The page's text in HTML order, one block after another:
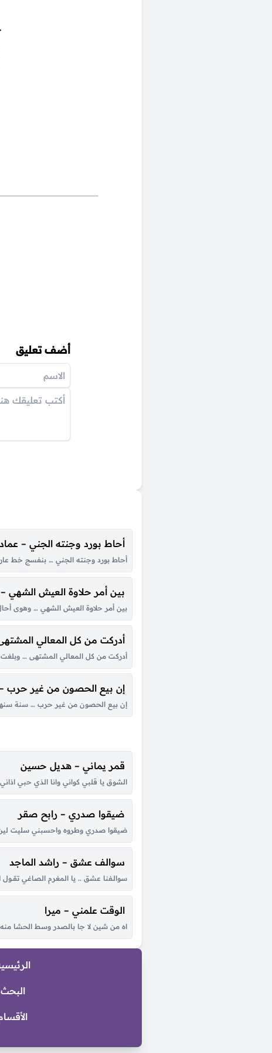
أضف تعليق
أحاط بورد وجنته الجني – عماد
أحاط بورد وجنته الجني … بنفسج خط
بين أمر حلاوة العيش الشهي –
بين أمر حلاوة العيش الشهي … وهوى
أدركت من كل المعالي
أدركت من كل المعالي المشتهى … وبلغت
إن بيع الحصون من غير حرب –
إن بيع الحصون من غير حرب … سنة سنها
قمر يماني – هديل حسين
الشوق يا قلبي كواني وانا الذي حبي
ضيقوا صدري – رابح صقر
ضيقوا صدري وطروه واحسبني سليت لين
سوالف عشق – راشد الماجد
سوالـفنا عشق .. يا المغرم الصاغي تقــول
الوقت علمني – ميرا
اه من شين لا جا بالصدر وسط الحشا
البحث